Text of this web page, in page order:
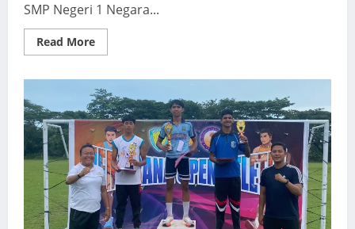
SMP Negeri 1 Negara...
Read MoreRead
more
Melukis
Tingkat
Kabupaten